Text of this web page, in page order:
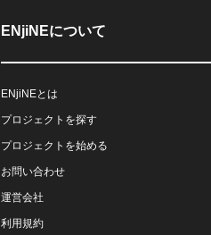
ENjiNEについて
ENjiNEとは
プロジェクトを探す
プロジェクトを始める
お問い合わせ
運営会社
利用規約